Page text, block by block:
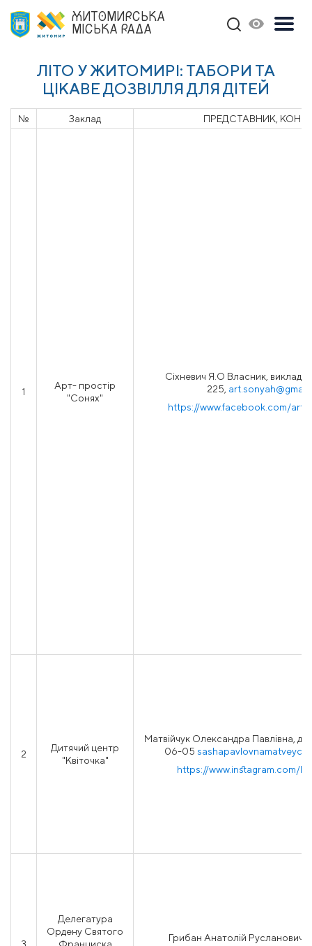
ЖИТОМИРСЬКА
МІСЬКА РАДА
ЛІТО У ЖИТОМИРІ: ТАБОРИ ТА
ЦІКАВЕ ДОЗВІЛЛЯ ДЛЯ ДІТЕЙ
№ Заклад ПРЕДСТАВНИК,
1
Арт- простір
"Сонях"
Сіхневич Я.О Власник,
225,
https://www.facebook.com/
2
Дитячий центр
"Квіточка"
Матвійчук Олександра Павлівна,
06-05
https://www.instagram.com/
Делегатура
Ордену Святого
Грибан Анатолій Русланович,